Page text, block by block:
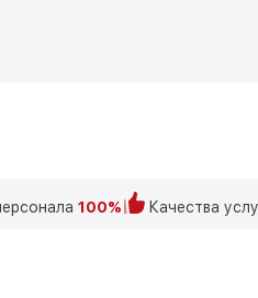
100% Качества